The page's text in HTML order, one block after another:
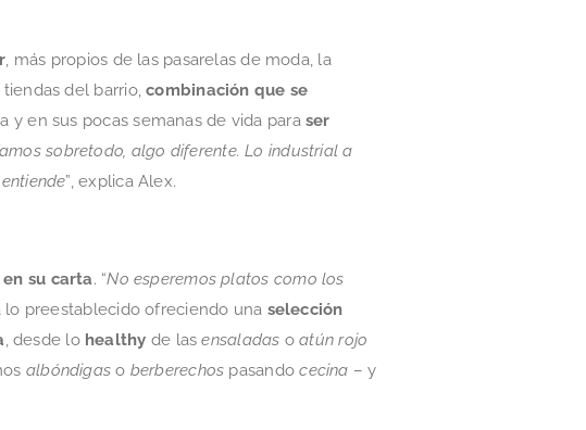
, más propios de las pasarelas de moda, la
del barrio,combinación que se
y en sus pocas semanas de vida paraser
sobretodo, algo diferente. Lo industrial a
”, explica Alex.
su carta. “No esperemos platos como los
lo preestablecido ofreciendo una selección
, desde lo healthy de lasensaladas oatún rojo
albóndigas o berberechos pasandocecina – y